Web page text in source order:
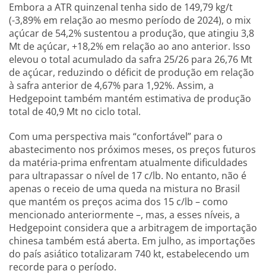
Embora a ATR quinzenal tenha sido de 149,79 kg/t
(-3,89% em relação ao mesmo período de 2024), o mix
açúcar de 54,2% sustentou a produção, que atingiu 3,8
Mt de açúcar, +18,2% em relação ao ano anterior. Isso
elevou o total acumulado da safra 25/26 para 26,76 Mt
de açúcar, reduzindo o déficit de produção em relação
à safra anterior de 4,67% para 1,92%. Assim, a
Hedgepoint também mantém estimativa de produção
total de 40,9 Mt no ciclo total.
Com uma perspectiva mais “confortável” para o
abastecimento nos próximos meses, os preços futuros
da matéria-prima enfrentam atualmente dificuldades
para ultrapassar o nível de 17 c/lb. No entanto, não é
apenas o receio de uma queda na mistura no Brasil
que mantém os preços acima dos 15 c/lb – como
mencionado anteriormente –, mas, a esses níveis, a
Hedgepoint considera que a arbitragem de importação
chinesa também está aberta. Em julho, as importações
do país asiático totalizaram 740 kt, estabelecendo um
recorde para o período.